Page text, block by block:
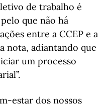
de trabalho é
que não há
entre a CCEP e a
nota, adiantando que
um processo
estar dos nossos